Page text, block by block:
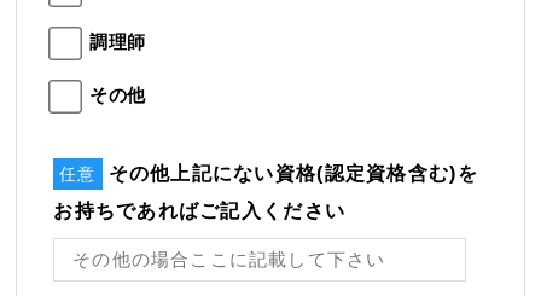
調理師
その他
任意
その他上記にない資格(認定資格含む)を
お持ちであればご記入ください